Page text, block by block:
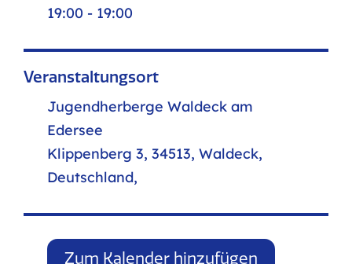
19:00 - 19:00
Veranstaltungsort
Jugendherberge Waldeck am
Edersee
Klippenberg 3, 34513, Waldeck,
Deutschland,
Zum Kalender hinzufügen